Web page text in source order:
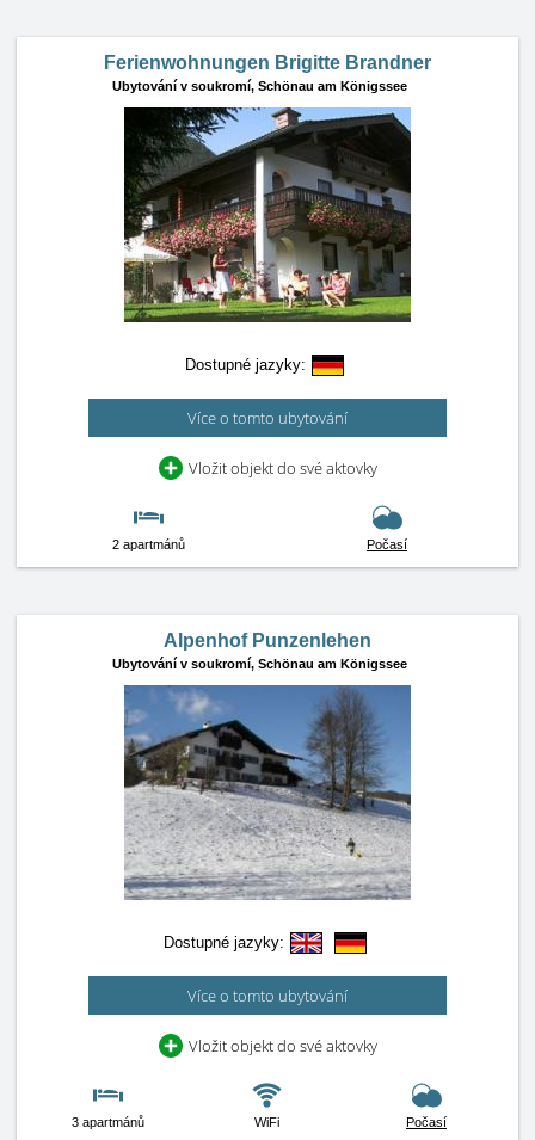
Ferienwohnungen Brigitte Brandner
Ubytování v soukromí, Schönau am Königssee
Dostupné jazyky:
Více o tomto ubytování
Vložit objekt do své aktovky
2 apartmánů Počasí
Alpenhof Punzenlehen
Ubytování v soukromí, Schönau am Königssee
Dostupné jazyky:
Více o tomto ubytování
Vložit objekt do své aktovky
3 apartmánů WiFi Počasí